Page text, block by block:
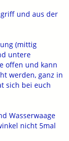
und aus der
(mittig
untere
offen und kann
werden, ganz in
sich bei euch
Wasserwaage
nicht 5mal